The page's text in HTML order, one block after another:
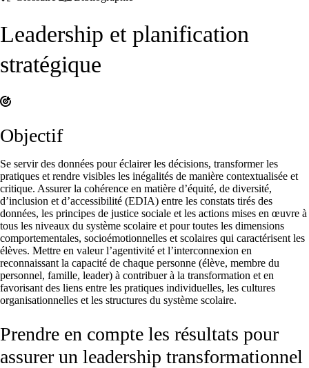
Leadership et planification
stratégique
Objectif
Se servir des données pour éclairer les décisions, transformer les
pratiques et rendre visibles les inégalités de manière contextualisée et
critique. Assurer la cohérence en matière d’équité, de diversité,
d’inclusion et d’accessibilité (EDIA) entre les constats tirés des
données, les principes de justice sociale et les actions mises en œuvre à
tous les niveaux du système scolaire et pour toutes les dimensions
comportementales, socioémotionnelles et scolaires qui caractérisent les
élèves. Mettre en valeur l’agentivité et l’interconnexion en
reconnaissant la capacité de chaque personne (élève, membre du
personnel, famille, leader) à contribuer à la transformation et en
favorisant des liens entre les pratiques individuelles, les cultures
organisationnelles et les structures du système scolaire.
Prendre en compte les résultats pour
assurer un leadership transformationnel